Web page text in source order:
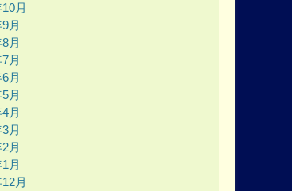
月
月
月
月
月
月
月
月
月
月
月